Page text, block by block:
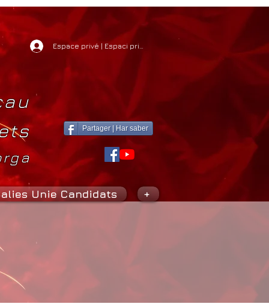
Espace privé | Espaci privat
Partager | Har saber
Unie Candidats +